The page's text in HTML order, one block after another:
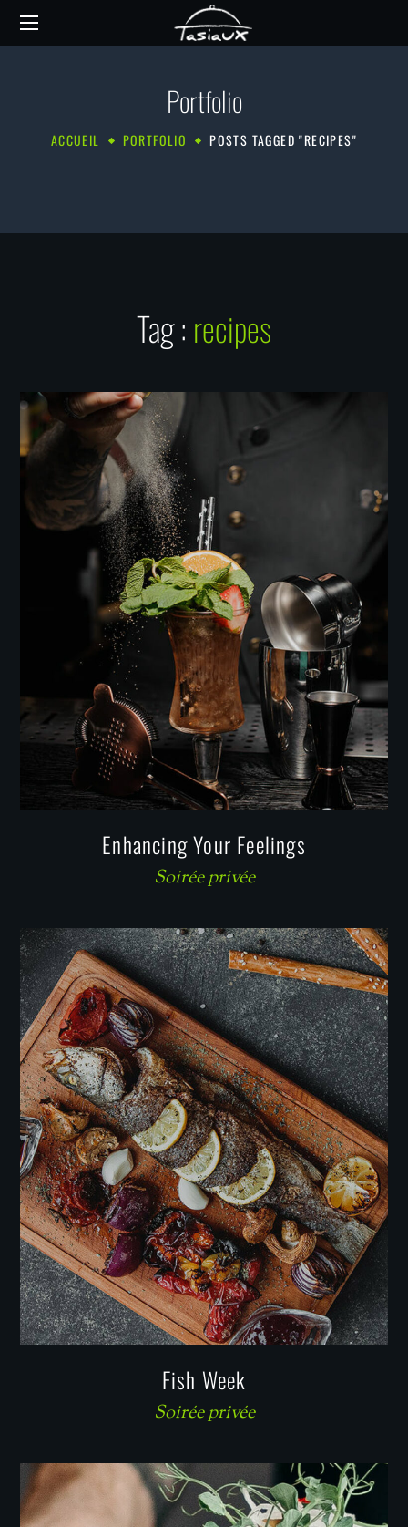
Portfolio
ACCUEIL PORTFOLIO POSTS TAGGED "RECIPES"
Tag : recipes
Enhancing Your Feelings
Soirée privée
Fish Week
Soirée privée